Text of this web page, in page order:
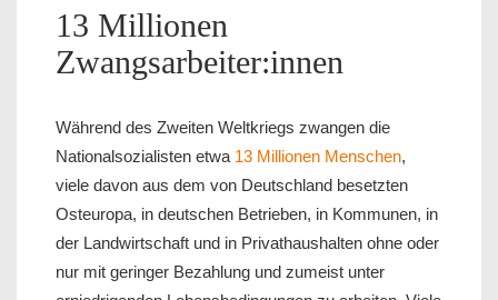
13 Millionen
Zwangsarbeiter:innen
Während des Zweiten Weltkriegs zwangen die
Nationalsozialisten etwa 13 Millionen Menschen,
viele davon aus dem von Deutschland besetzten
Osteuropa, in deutschen Betrieben, in Kommunen, in
der Landwirtschaft und in Privathaushalten ohne oder
nur mit geringer Bezahlung und zumeist unter